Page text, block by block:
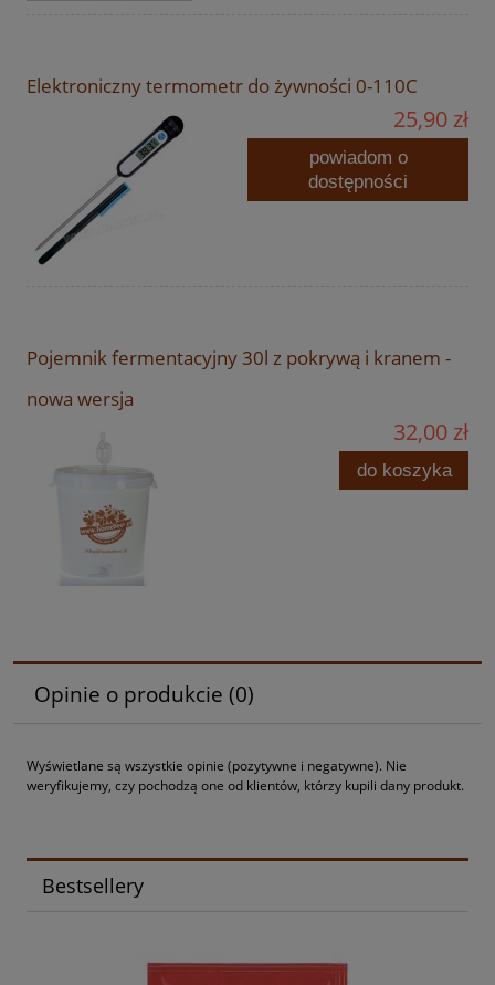
Elektroniczny termometr do żywności 0-110C
25,90 zł
powiadom o
dostępności
Pojemnik fermentacyjny 30l z pokrywą i kranem -
nowa wersja
32,00 zł
do koszyka
Opinie o produkcie (0)
Wyświetlane są wszystkie opinie (pozytywne i negatywne). Nie
weryfikujemy, czy pochodzą one od klientów, którzy kupili dany produkt.
Bestsellery